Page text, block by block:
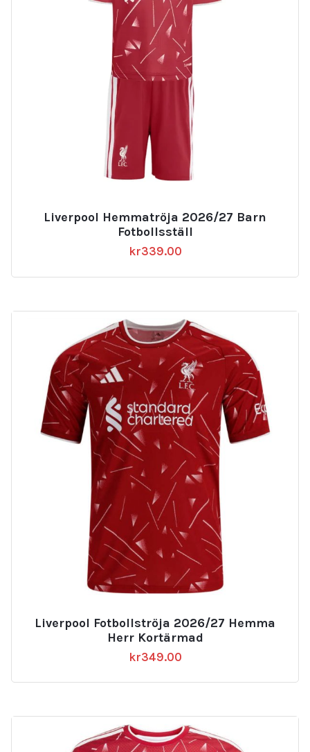
Liverpool Hemmatröja 2026/27 Barn
Fotbollsställ
kr339.00
Liverpool Fotbollströja 2026/27 Hemma
Herr Kortärmad
kr349.00